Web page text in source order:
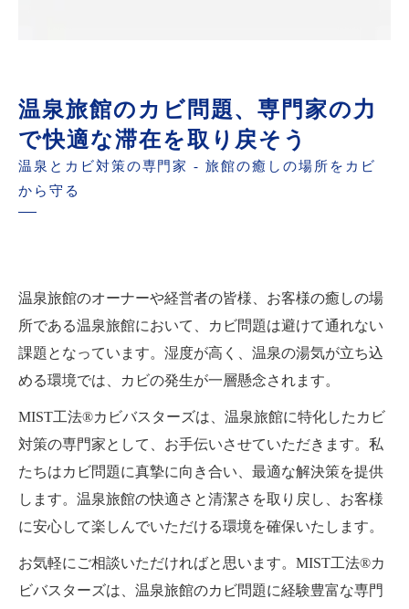
温泉旅館のカビ問題、専門家の力
で快適な滞在を取り戻そう
温泉とカビ対策の専門家 - 旅館の癒しの場所をカビ
から守る
温泉旅館のオーナーや経営者の皆様、お客様の癒しの場
所である温泉旅館において、カビ問題は避けて通れない
課題となっています。湿度が高く、温泉の湯気が立ち込
める環境では、カビの発生が一層懸念されます。
MIST工法®カビバスターズは、温泉旅館に特化したカビ
対策の専門家として、お手伝いさせていただきます。私
たちはカビ問題に真摯に向き合い、最適な解決策を提供
します。温泉旅館の快適さと清潔さを取り戻し、お客様
に安心して楽しんでいただける環境を確保いたします。
お気軽にご相談いただければと思います。MIST工法®カ
ビバスターズは、温泉旅館のカビ問題に経験豊富な専門